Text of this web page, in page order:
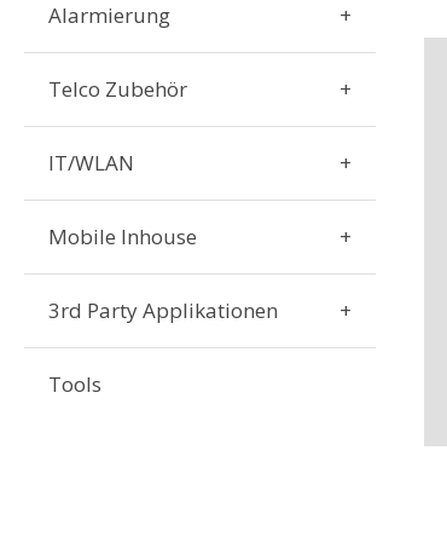
Alarmierung
Telco Zubehör
IT/WLAN
Mobile Inhouse
3rd Party Applikationen
Tools